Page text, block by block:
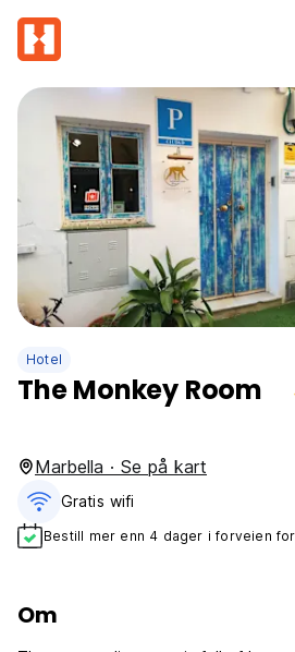
Hotel
The Monkey Room
Marbella · Se på kart
Gratis wifi‎
Bestill mer enn 4 dager i forveien
Om